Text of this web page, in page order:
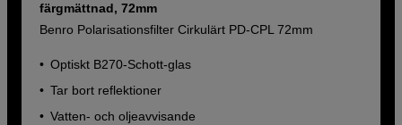
färgmättnad, 72mm
Benro Polarisationsfilter Cirkulärt PD-CPL 72mm
Optiskt B270-Schott-glas
Tar bort reflektioner
Vatten- och oljeavvisande